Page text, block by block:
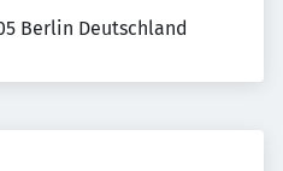
Berlin Deutschland